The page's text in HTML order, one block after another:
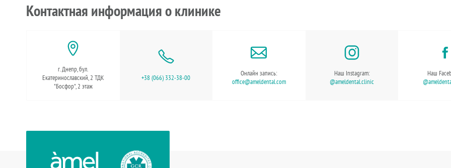
Контактная информация о клинике
г. Днепр, бул.
Екатеринославский, 2 ТДК
"Босфор", 2 этаж
+38 (066) 332-38-00
Онлайн запись:
office@ameldental.com
Наш Instagram:
@ameldental.clinic
Наш